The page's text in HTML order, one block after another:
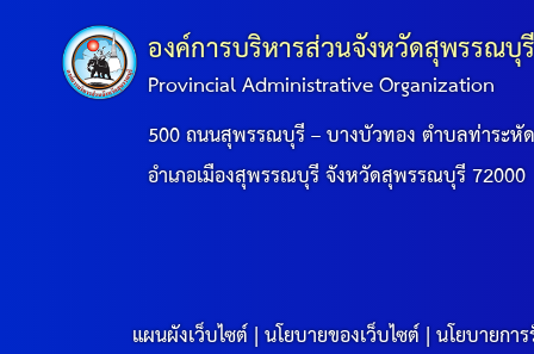
การประเมินความพึงพอใจของการดำเนินงาน อบจ.
ขั้นตอนและวิธีการชำระภาษีฯ
แบบฟอร์มการชำระภาษีฯ
องค์การบริหารส่วนจังหวัดสุพรรณบุ
Provincial Administrative Organization
500 ถนนสุพรรณบุรี – บางบัวทอง ตำบลท่าระหั
อำเภอเมืองสุพรรณบุรี จังหวัดสุพรรณบุรี 72000
แผนผังเว็บไซต์|นโยบายของเว็บไซต์|นโยบายกา